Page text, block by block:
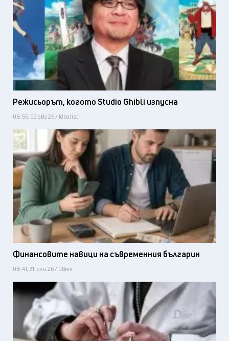
Режисьорът, когото Studio Ghibli изпусна
08:55, 02 авг 26 / Idealisti
Финансовите навици на съвременния българин
08:41, 31 юли 26 / Свят